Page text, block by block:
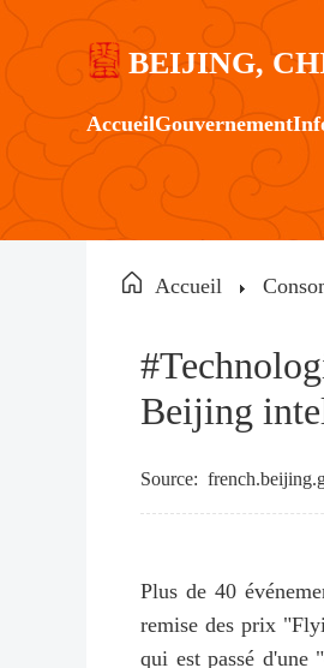
BEIJING,
AccueilGouvernement
Accueil
Beijing
Source:
Plus de 40
remise des prix
qui est passé d'une